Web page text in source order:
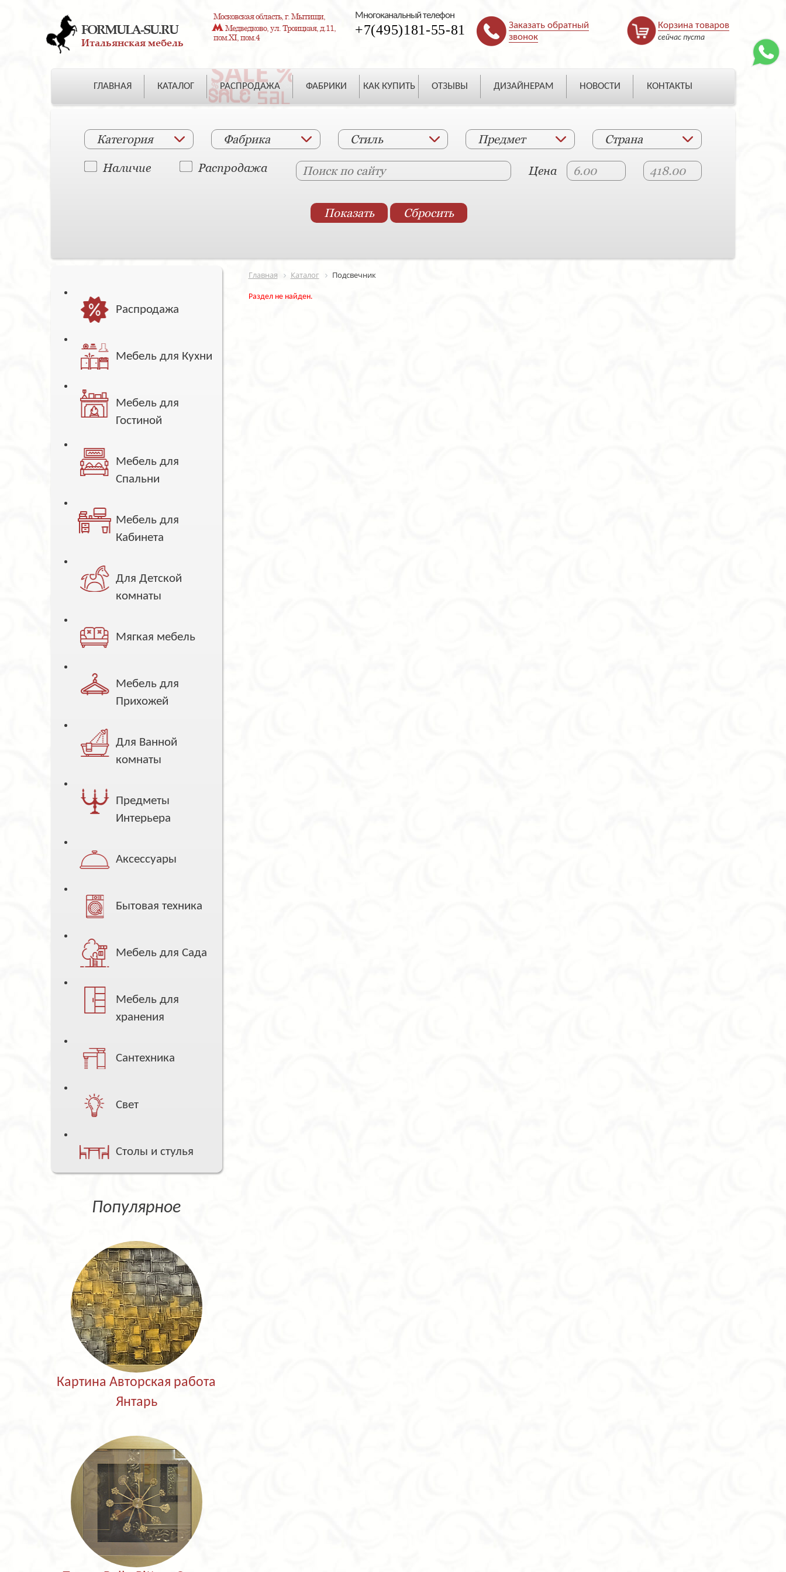
FORMULA-SU.RU
Итальянская мебель
Московская область, г. Мытищи,
Медведково, ул. Троицкая, д.11,
пом.XI, пом.4
Многоканальный телефон
+7(495)181-55-81
Заказать обратный
звонок
Корзина товаров
сейчас пуста
ГЛАВНАЯ КАТАЛОГ РАСПРОДАЖА ФАБРИКИ КАК КУПИТЬ ОТЗЫВЫ ДИЗАЙНЕРАМ НОВОСТИ КОНТАКТЫ
Категория Фабрика Стиль Предмет Страна
Наличие Распродажа Цена
Распродажа
Мебель для Кухни
Мебель для
Гостиной
Мебель для
Спальни
Мебель для
Кабинета
Для Детской
комнаты
Мягкая мебель
Мебель для
Прихожей
Для Ванной
комнаты
Предметы
Интерьера
Аксессуары
Бытовая техника
Мебель для Сада
Мебель для
хранения
Сантехника
Свет
Столы и стулья
Популярное
Картина Авторская работа
Янтарь
Главная Каталог Подсвечник
Раздел не найден.